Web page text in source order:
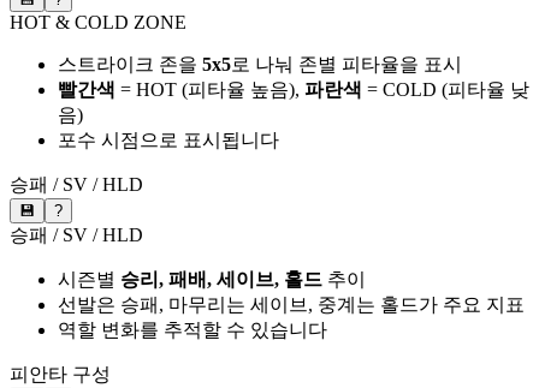
HOT & COLD ZONE
스트라이크 존을 5x5로 나눠 존별 피타율을 표시
빨간색 = HOT (피타율 높음), 파란색 = COLD (피타율 낮
음)
포수 시점으로 표시됩니다
승패 / SV / HLD
💾 ?
승패 / SV / HLD
시즌별 승리, 패배, 세이브, 홀드 추이
선발은 승패, 마무리는 세이브, 중계는 홀드가 주요 지표
역할 변화를 추적할 수 있습니다
피안타 구성